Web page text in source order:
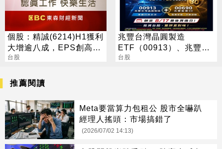
個股：精誠(6214)H1獲利
大增逾八成，EPS創高達
6.15元，H2強攻AI與全球
台股
兆豐台灣晶圓製造
ETF（00913）、兆豐藍
籌30 ETF（00690） 最
台股
推薦閱讀
Meta要當算力包租公 股市全嚇趴
經理人搖頭：市場搞錯了
(2026/07/02 14:13)